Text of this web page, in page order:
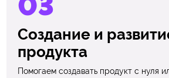
Создание и
продукта
Помогаем создавать продукт с нуля